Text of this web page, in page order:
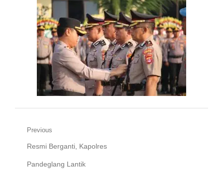
Navigasi
pos
Previous
Previous
post:
Resmi Berganti, Kapolres
Pandeglang Lantik